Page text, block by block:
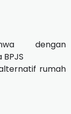
dengan
rumah